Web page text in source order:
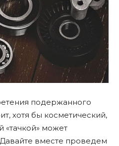
подержанного
хотя бы косметический,
«тачкой» может
вместе проведем